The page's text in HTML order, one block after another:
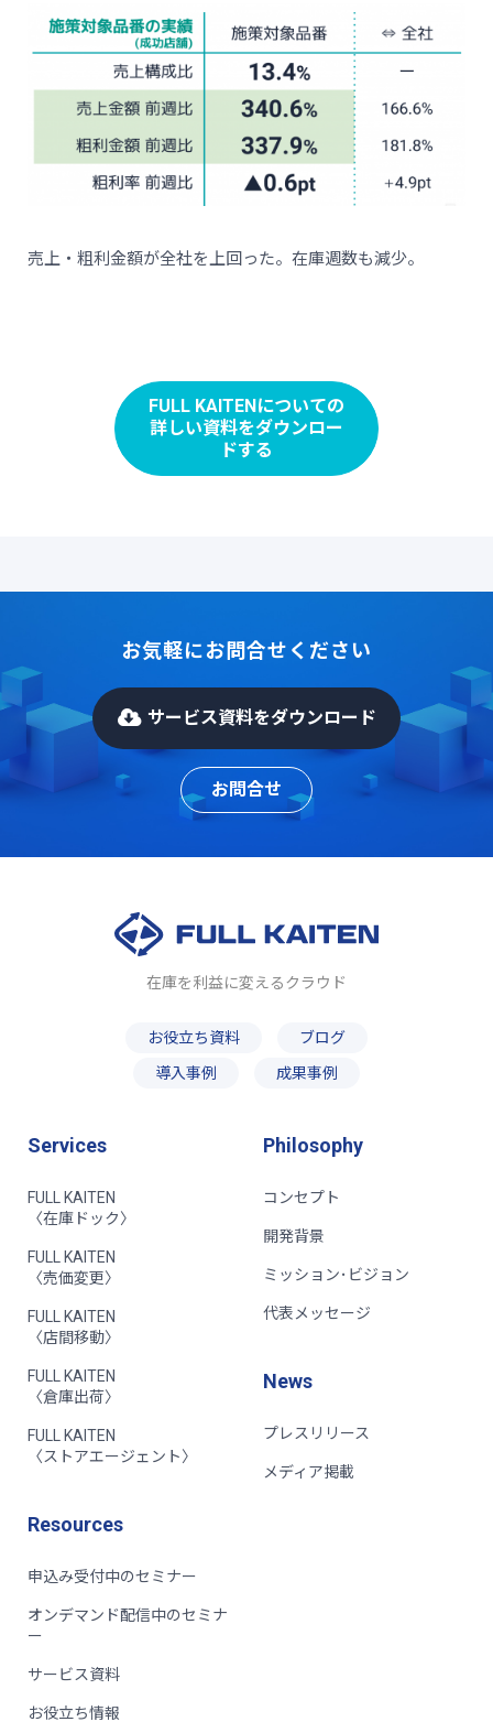
売上・粗利金額が全社を上回った。在庫週数も減少。
FULL KAITENについての
詳しい資料をダウンロー
ドする
お気軽にお問合せください
サービス資料をダウンロード
お問合せ
在庫を利益に変えるクラウド
お役立ち資料
ブログ
導入事例
成果事例
Services
FULL KAITEN
〈在庫ドック〉
FULL KAITEN
〈売価変更〉
FULL KAITEN
〈店間移動〉
FULL KAITEN
〈倉庫出荷〉
FULL KAITEN
〈ストアエージェント〉
Philosophy
コンセプト
開発背景
ミッション･ビジョン
代表メッセージ
News
プレスリリース
メディア掲載
Resources
申込み受付中のセミナー
オンデマンド配信中のセミナ
ー
サービス資料
お役立ち情報